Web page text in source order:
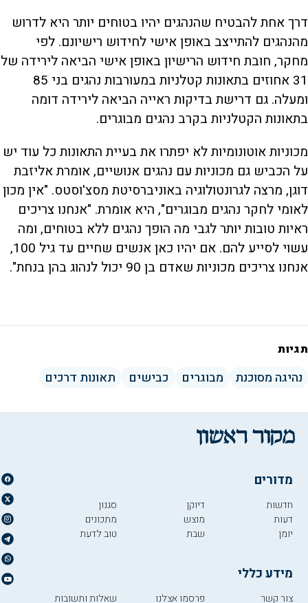
דרך אחת להבטיח שהנהגים יהיו בטוחים יותר היא לדרוש
מהנהגים להתייצב באופן אישי לחידוש רישיונם. לפי
מחקר, חובת חידוש הרישיון באופן אישי הביאה לירידה של
31 אחוזים בתאונות קטלניות במעורבות נהגים בני 85
ומעלה. גם דרישת בדיקות ראייה הביאה לירידה דומה
בתאונות הקטלניות בקרב נהגים מבוגרים.
מכוניות אוטונומיות לא יפתרו את בעיית התאונות כל עוד יש
על הכביש גם מכוניות עם נהגים אנושיים, אומרת אליזבת
דוגן, מרצה לגרונטולוגיה באוניברסיטת מסצ'וסטס. "אין מכון
לאומי לחקר נהגים מבוגרים", היא אומרת. "אנחנו צריכים
ראיות טובות יותר לגבי מה הופך נהגים ללא בטוחים, ומה
עשוי לסייע להם. אם יהיו כאן אנשים שחיים עד גיל 100,
אנחנו צריכים מכוניות שאדם בן 90 יכול לנהוג בהן בנחת".
תגיות
נהיגה מסוכנת מבוגרים כבישים תאונות דרכים
מדורים
חדשות
דעות
יומן
דיוקן
מוצש
שבת
סגנון
מתכונים
טוב לדעת
מידע כללי
צור קשר פרסמו אצלנו שאלות ותשובות